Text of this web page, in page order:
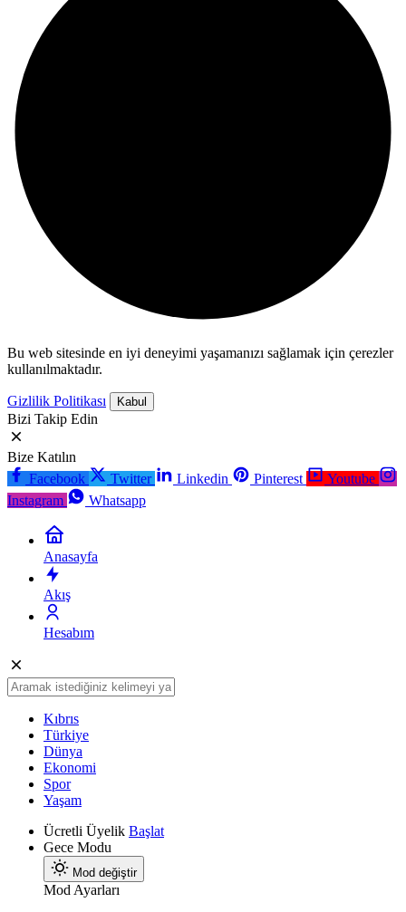
Bu web sitesinde en iyi deneyimi yaşamanızı sağlamak için çerezler
kullanılmaktadır.
Gizlilik Politikası Kabul
Bizi Takip Edin
Bize Katılın
Facebook
Twitter Linkedin Pinterest
Youtube
Instagram
Whatsapp
Anasayfa
Akış
Hesabım
Kıbrıs
Türkiye
Dünya
Ekonomi
Spor
Yaşam
Ücretli Üyelik Başlat
Gece Modu
Mod değiştir
Mod Ayarları